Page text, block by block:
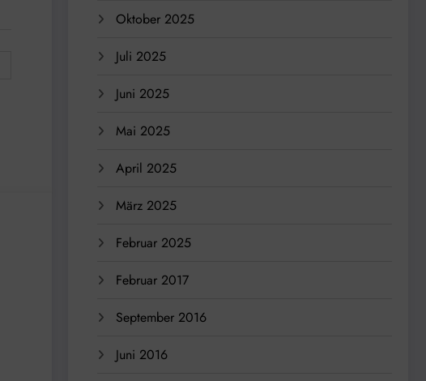
Oktober 2025
Juli 2025
Juni 2025
Mai 2025
April 2025
März 2025
Februar 2025
Februar 2017
September 2016
Juni 2016